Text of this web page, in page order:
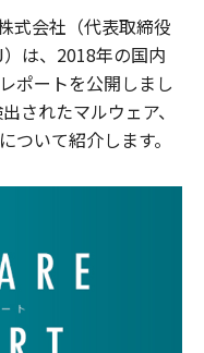
式会社（代表取締役
は、2018年の国内
ポートを公開しまし
されたマルウェア、
ついて紹介します。